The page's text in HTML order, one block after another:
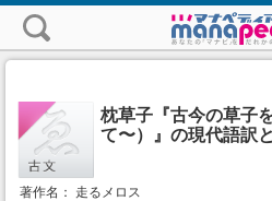
枕草子『古今の草子
て〜）』の現代語訳
著作名： 走るメロス